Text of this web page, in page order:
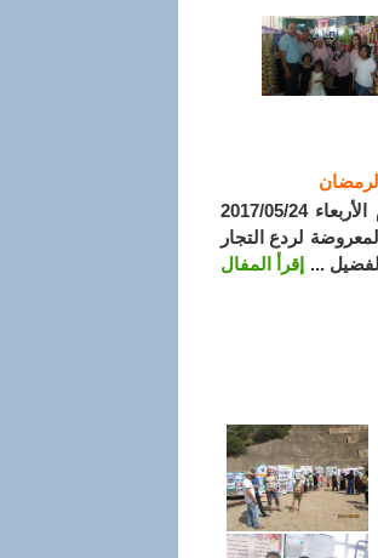
لرمضان
أكدت مديرة النجارة السيدة كريمة مباركي، خلال ندوة صحفية عقدتها يوم الأربعاء 2017/05/24
والمنتوجات المعروضة لردع التجار
... إقرأ المفال